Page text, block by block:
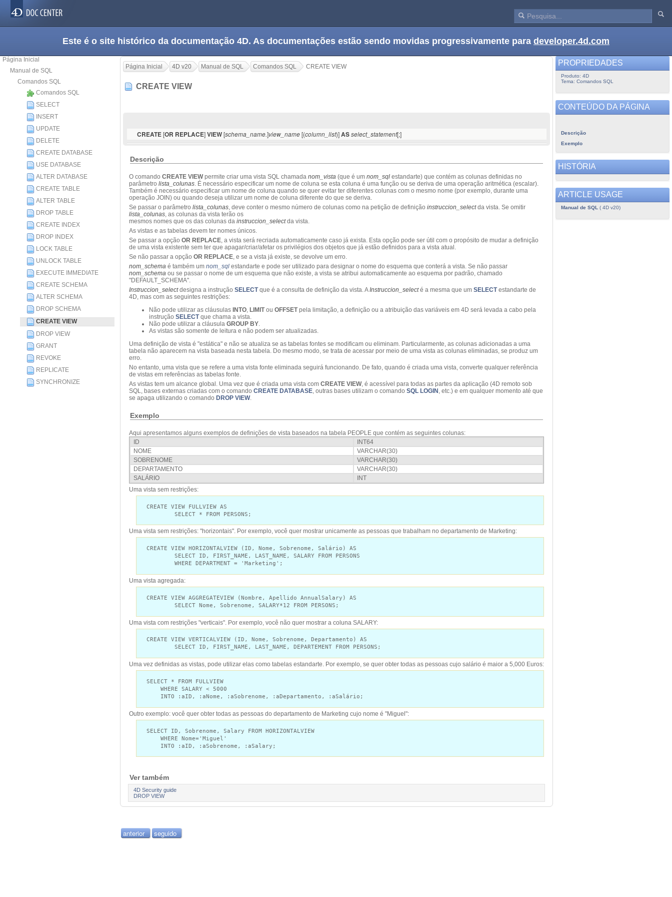
Este é o site histórico da documentação 4D. As documentações estão sendo movidas progressivamente para developer.4d.com
Página Inicial
Manual de SQL
Comandos SQL
Comandos SQL
SELECT
INSERT
UPDATE
DELETE
CREATE DATABASE
USE DATABASE
ALTER DATABASE
CREATE TABLE
ALTER TABLE
DROP TABLE
CREATE INDEX
DROP INDEX
LOCK TABLE
UNLOCK TABLE
EXECUTE IMMEDIATE
CREATE SCHEMA
ALTER SCHEMA
DROP SCHEMA
CREATE VIEW
DROP VIEW
GRANT
REVOKE
REPLICATE
SYNCHRONIZE
Página Inicial 4D v20 Manual de SQL Comandos SQL CREATE VIEW
CREATE VIEW
CREATE[OR REPLACE]VIEW[schema_name.]view_name[(column_list)]ASselect_statement[;]
Descrição
O comando CREATE VIEWpermite criar uma vista SQL chamada nom_vista (que é um nom_sql estandarte) que contém as colunas definidas no
parâmetro lista_colunas. É necessário especificar um nome de coluna se esta coluna é uma função ou se deriva de uma operação aritmética (escalar).
Também é necessário especificar um nome de coluna quando se quer evitar ter diferentes colunas com o mesmo nome (por exemplo, durante uma
operação JOIN) ou quando deseja utilizar um nome de coluna diferente do que se deriva.
Se passar o parâmetro lista_colunas, deve conter o mesmo número de colunas como na petição de definição instruccion_selectda vista. Se omitir
lista_colunas, as colunas da vista terão os
mesmos nomes que os das colunas da instruccion_selectda vista.
As vistas e as tabelas devem ter nomes únicos.
Se passar a opção OR REPLACE, a vista será recriada automaticamente caso já exista. Esta opção pode ser útil com o propósito de mudar a definição
de uma vista existente sem ter que apagar/criar/afetar os privilégios dos objetos que já estão definidos para a vista atual.
Se não passar a opção OR REPLACE, e se a vista já existe, se devolve um erro.
nom_schema é também um nom_sql estandarte e pode ser utilizado para designar o nome do esquema que conterá a vista. Se não passar
nom_schema ou se passar o nome de um esquema que não existe, a vista se atribui automaticamente ao esquema por padrão, chamado
"DEFAULT_SCHEMA".
Instruccion_selectdesigna a instrução SELECTque é a consulta de definição da vista. AInstruccion_selecté a mesma que um SELECTestandarte de
4D, mas com as seguintes restrições:
Não pode utilizar as cláusulas INTO, LIMITou OFFSETpela limitação, a definição ou a atribuição das variáveis em 4D será levada a cabo pela
instrução SELECTque chama a vista.
Não pode utilizar a cláusula GROUP BY.
As vistas são somente de leitura e não podem ser atualizadas.
Uma definição de vista é "estática" e não se atualiza se as tabelas fontes se modificam ou eliminam. Particularmente, as colunas adicionadas a uma
tabela não aparecem na vista baseada nesta tabela. Do mesmo modo, se trata de acessar por meio de uma vista as colunas eliminadas, se produz um
erro.
No entanto, uma vista que se refere a uma vista fonte eliminada seguirá funcionando. De fato, quando é criada uma vista, converte qualquer referência
de vistas em referências as tabelas fonte.
As vistas tem um alcance global. Uma vez que é criada uma vista com CREATE VIEW, é acessível para todas as partes da aplicação (4D remoto sob
SQL, bases externas criadas com o comando CREATE DATABASE, outras bases utilizam o comando SQL LOGIN , etc.) e em qualquer momento até que
se apaga utilizando o comando DROP VIEW.
Exemplo
Aqui apresentamos alguns exemplos de definições de vista baseados na tabela PEOPLE que contém as seguintes colunas:
ID
INT64
NOME
VARCHAR(30)
SOBRENOME
VARCHAR(30)
DEPARTAMENTO
VARCHAR(30)
SALÁRIO
INT
Uma vista sem restrições:
CREATE VIEW FULLVIEW AS
SELECT * FROM PERSONS;
Uma vista sem restrições: "horizontais". Por exemplo, você quer mostrar unicamente as pessoas que trabalham no departamento de Marketing:
CREATE VIEW HORIZONTALVIEW (ID, Nome, Sobrenome, Salário) AS
SELECT ID, FIRST_NAME, LAST_NAME, SALARY FROM PERSONS
WHERE DEPARTMENT = 'Marketing';
Uma vista agregada:
CREATE VIEW AGGREGATEVIEW (Nombre, Apellido AnnualSalary) AS
SELECT Nome, Sobrenome, SALARY*12 FROM PERSONS;
Uma vista com restrições "verticais". Por exemplo, você não quer mostrar a coluna SALARY:
CREATE VIEW VERTICALVIEW (ID, Nome, Sobrenome, Departamento) AS
SELECT ID, FIRST_NAME, LAST_NAME, DEPARTEMENT FROM PERSONS;
Uma vez definidas as vistas, pode utilizar elas como tabelas estandarte. Por exemplo, se quer obter todas as pessoas cujo salário é maior a 5,000 Euros:
SELECT * FROM FULLVIEW
WHERE SALARY < 5000
INTO :aID, :aNome, :aSobrenome, :aDepartamento, :aSalário;
Outro exemplo: você quer obter todas as pessoas do departamento de Marketing cujo nome é "Miguel":
SELECT ID, Sobrenome, Salary FROM HORIZONTALVIEW
WHERE Nome='Miguel'
INTO :aID, :aSobrenome, :aSalary;
Ver também
4D Security guide
DROP VIEW
anterior seguido
PROPRIEDADES
Produto: 4D
Tema: Comandos SQL
CONTEÚDO DA PÁGINA
Descrição
Exemplo
HISTÓRIA
ARTICLE USAGE
Manual de SQL ( 4D v20)